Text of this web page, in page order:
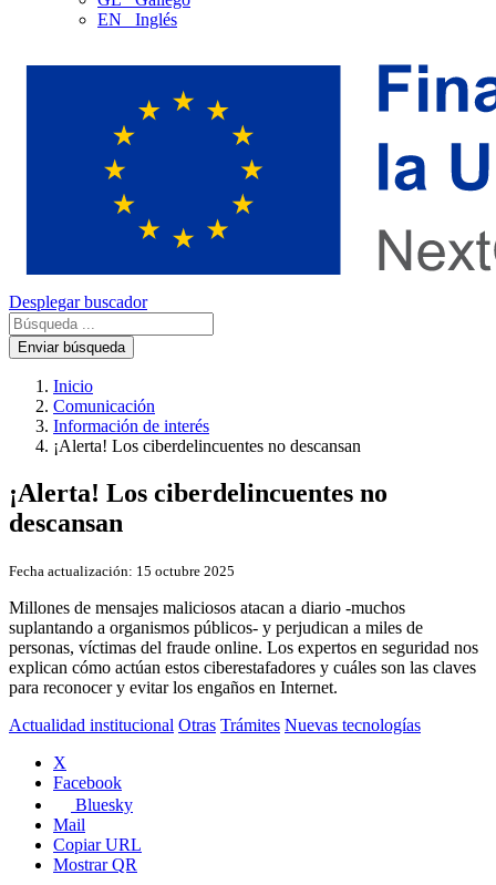
EN
Inglés
Desplegar buscador
Enviar búsqueda
Inicio
Comunicación
Información de interés
¡Alerta! Los ciberdelincuentes no descansan
¡Alerta! Los ciberdelincuentes no
descansan
Fecha actualización: 15 octubre 2025
Millones de mensajes maliciosos atacan a diario -muchos
suplantando a organismos públicos- y perjudican a miles de
personas, víctimas del fraude online. Los expertos en seguridad nos
explican cómo actúan estos ciberestafadores y cuáles son las claves
para reconocer y evitar los engaños en Internet.
Actualidad institucional Otras Trámites Nuevas tecnologías
X
Facebook
Bluesky
Mail
Copiar URL
Mostrar QR